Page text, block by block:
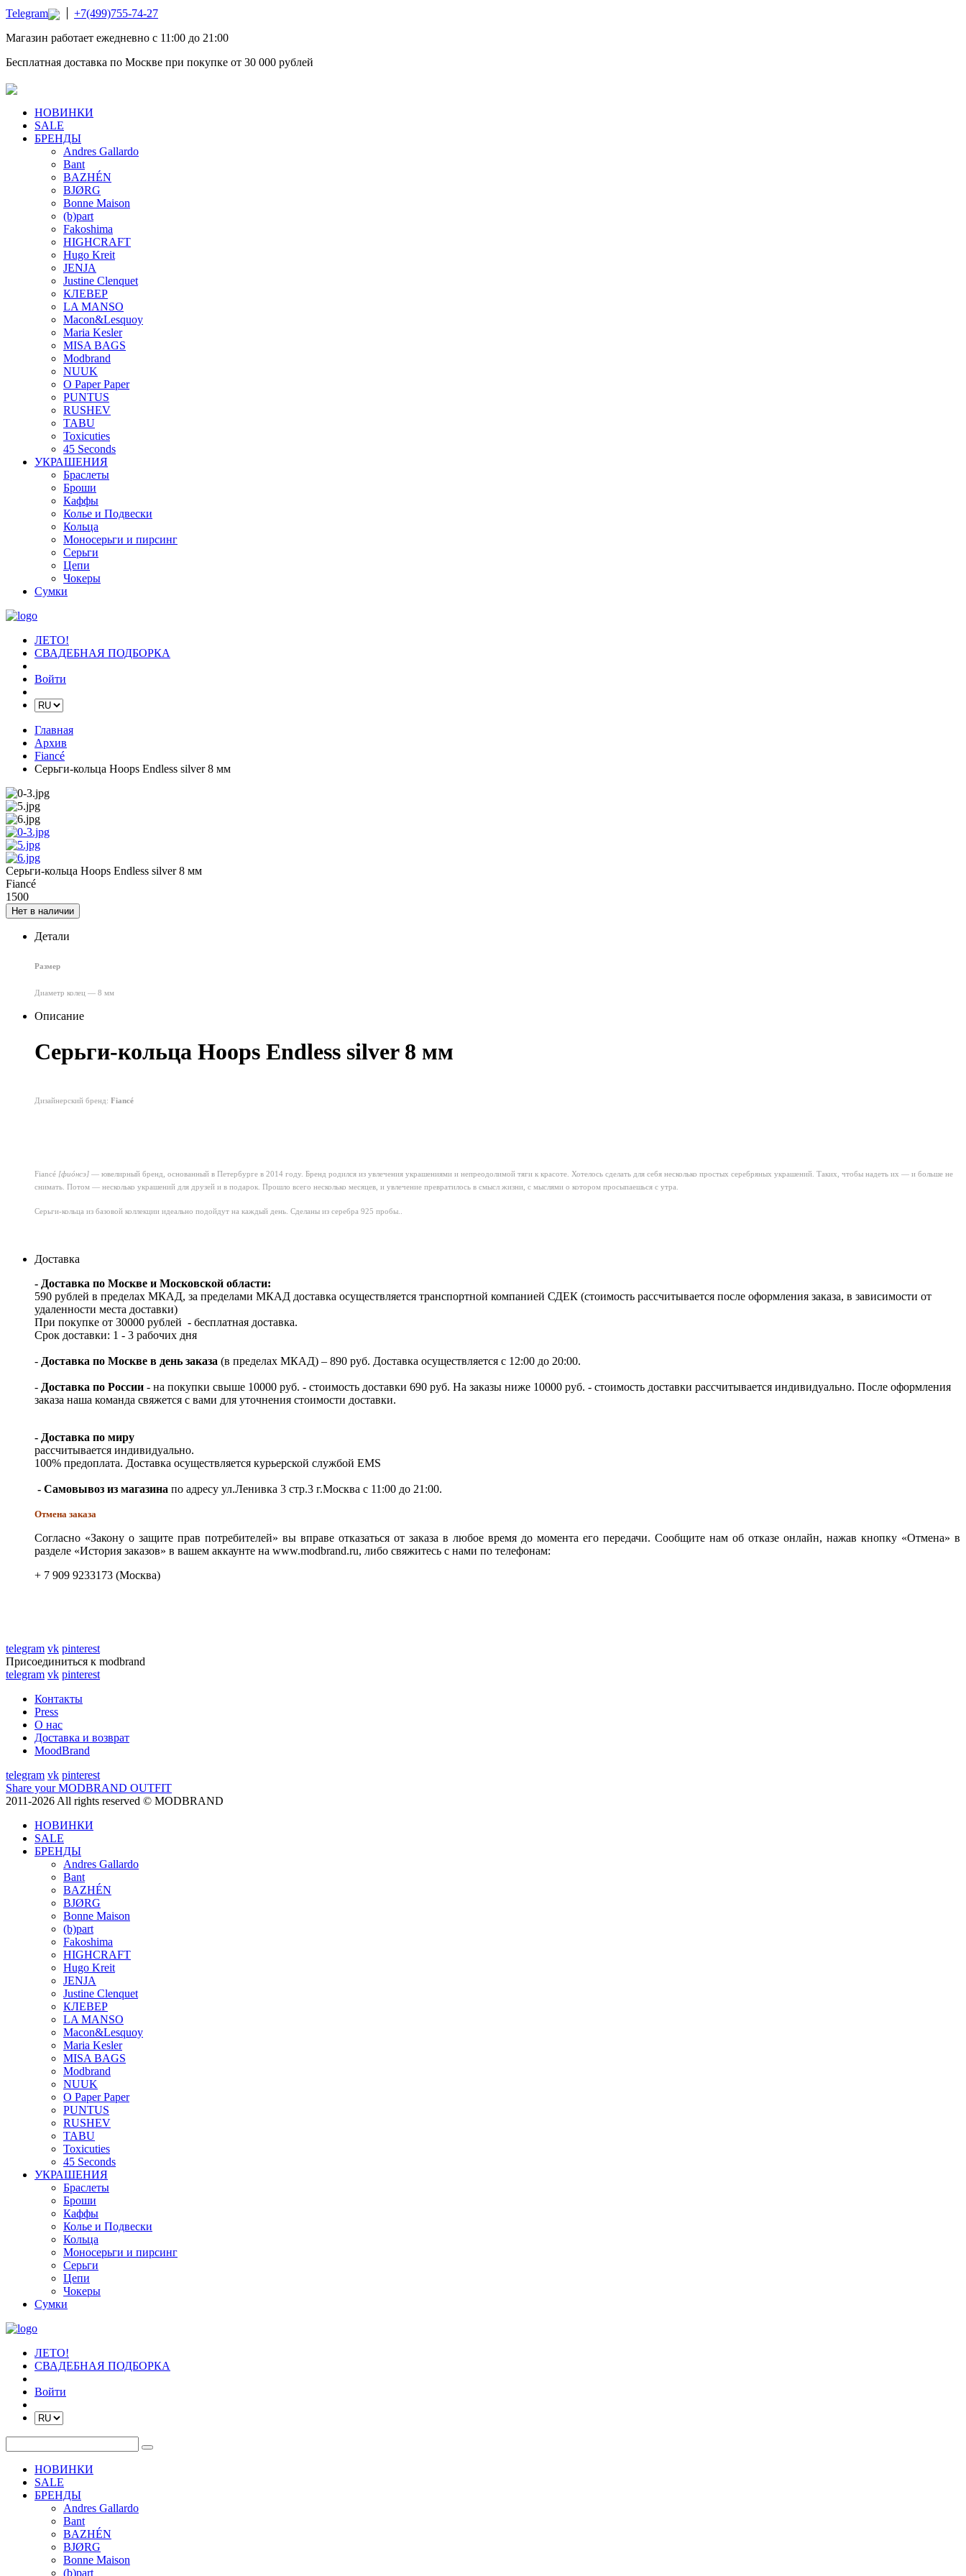
Telegram
+7(499)755-74-27
Магазин работает ежедневно с 11:00 до 21:00
Бесплатная доставка по Москве при покупке от 30 000 рублей
НОВИНКИ
SALE
БРЕНДЫ
Andres Gallardo
Bant
BAZHÉN
BJØRG
Bonne Maison
(b)part
Fakoshima
HIGHCRAFT
Hugo Kreit
JENJA
Justine Clenquet
КЛЕВЕР
LA MANSO
Macon&Lesquoy
Maria Kesler
MISA BAGS
Modbrand
NUUK
O Paper Paper
PUNTUS
RUSHEV
TABU
Toxicuties
45 Seconds
УКРАШЕНИЯ
Браслеты
Броши
Каффы
Колье и Подвески
Кольца
Моносерьги и пирсинг
Серьги
Цепи
Чокеры
Сумки
ЛЕТО!
СВАДЕБНАЯ ПОДБОРКА
Войти
Главная
Архив
Fiancé
Серьги-кольца Hoops Endless silver 8 мм
Серьги-кольца Hoops Endless silver 8 мм
Fiancé
1500
Нет в наличии
Детали
Размер
Диаметр колец — 8 мм
Описание
Серьги-кольца Hoops Endless silver 8 мм
Дизайнерский бренд: Fiancé
Fiancé [фиóнсэ] — ювелирный бренд, основанный в Петербурге в 2014 году. Бренд родился из увлечения украшениями и непреодолимой тяги к красоте. Хотелось сделать для себя несколько простых серебряных украшений. Таких, чтобы надеть их — и больше не
снимать. Потом — несколько украшений для друзей и в подарок. Прошло всего несколько месяцев, и увлечение превратилось в смысл жизни, с мыслями о котором просыпаешься с утра.
Серьги-кольца из базовой коллекции идеально подойдут на каждый день. Сделаны из серебра 925 пробы..
Доставка
- Доставка по Москве и Московской области:
590 рублей в пределах МКАД, за пределами МКАД доставка осуществляется транспортной компанией СДЕК (стоимость рассчитывается после оформления заказа, в зависимости от
удаленности места доставки)
При покупке от 30000 рублей - бесплатная доставка.
Срок доставки: 1 - 3 рабочих дня
- Доставка по Москве в день заказа (в пределах МКАД) – 890 руб. Доставка осуществляется с 12:00 до 20:00.
- Доставка по России - на покупки свыше 10000 руб. - стоимость доставки 690 руб. На заказы ниже 10000 руб. - стоимость доставки рассчитывается индивидуально. После оформления
заказа наша команда свяжется с вами для уточнения стоимости доставки.
- Доставка по миру
рассчитывается индивидуально.
100% предоплата. Доставка осуществляется курьерской службой EMS
- Самовывоз из магазина по адресу ул.Ленивка 3 стр.3 г.Москва с 11:00 до 21:00.
Отмена заказа
Согласно «Закону о защите прав потребителей» вы вправе отказаться от заказа в любое время до момента его передачи. Сообщите нам об отказе онлайн, нажав кнопку «Отмена» в
разделе «История заказов» в вашем аккаунте на www.modbrand.ru, либо свяжитесь с нами по телефонам:
+ 7 909 9233173 (Москва)
telegram vk pinterest
Присоединиться к modbrand
telegram vk pinterest
Контакты
Press
О нас
Доставка и возврат
MoodBrand
telegram vk pinterest
Share your MODBRAND OUTFIT
2011-2026 All rights reserved © MODBRAND
НОВИНКИ
SALE
БРЕНДЫ
Andres Gallardo
Bant
BAZHÉN
BJØRG
Bonne Maison
(b)part
Fakoshima
HIGHCRAFT
Hugo Kreit
JENJA
Justine Clenquet
КЛЕВЕР
LA MANSO
Macon&Lesquoy
Maria Kesler
MISA BAGS
Modbrand
NUUK
O Paper Paper
PUNTUS
RUSHEV
TABU
Toxicuties
45 Seconds
УКРАШЕНИЯ
Браслеты
Броши
Каффы
Колье и Подвески
Кольца
Моносерьги и пирсинг
Серьги
Цепи
Чокеры
Сумки
ЛЕТО!
СВАДЕБНАЯ ПОДБОРКА
Войти
НОВИНКИ
SALE
БРЕНДЫ
Andres Gallardo
Bant
BAZHÉN
BJØRG
Bonne Maison
(b)part